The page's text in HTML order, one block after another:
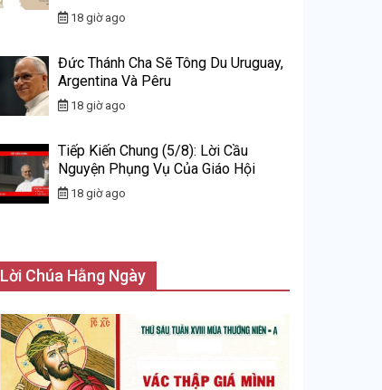
18 giờ ago
Đức Thánh Cha Sẽ Tông Du Uruguay,
Argentina Và Pêru
18 giờ ago
Tiếp Kiến Chung (5/8): Lời Cầu
Nguyện Phụng Vụ Của Giáo Hội
18 giờ ago
Lời Chúa Hằng Ngày